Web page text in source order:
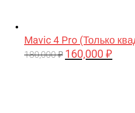
Mavic 4 Pro (Только
180,000₽ Первоначальная
160,000 ₽